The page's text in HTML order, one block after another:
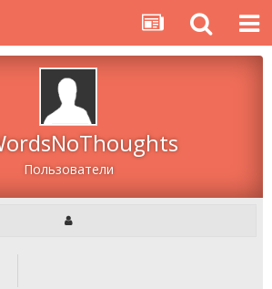
Пользователи